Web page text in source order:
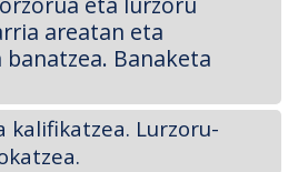
areatan eta
Banaketa
kalifikatzea. Lurzoru-